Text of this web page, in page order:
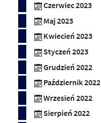
Czerwiec 2023
Maj 2023
Kwiecień 2023
Styczeń 2023
Grudzień 2022
Październik 2022
Wrzesień 2022
Sierpień 2022